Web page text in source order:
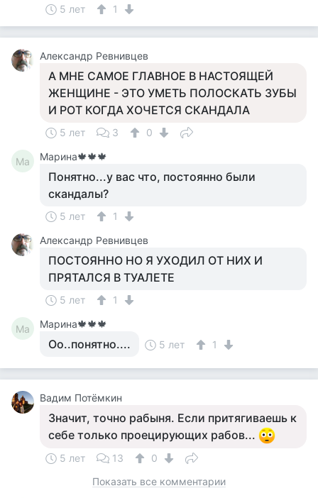
5 лет 1
Александр Ревнивцев
А МНЕ САМОЕ ГЛАВНОЕ В НАСТОЯЩЕЙ
ЖЕНЩИНЕ - ЭТО УМЕТЬ ПОЛОСКАТЬ ЗУБЫ
И РОТ КОГДА ХОЧЕТСЯ СКАНДАЛА
5 лет 3 0
Ма Марина🍁🍁🍁
Понятно...у вас что, постоянно были
скандалы?
5 лет
1
Александр Ревнивцев
ПОСТОЯННО НО Я УХОДИЛ ОТ НИХ И
ПРЯТАЛСЯ В ТУАЛЕТЕ
5 лет 1
Ма Марина🍁🍁🍁
Оо..понятно.... 5 лет 1
Вадим Потёмкин
Значит, точно рабыня. Если притягиваешь к
себе только проецирующих рабов...
5 лет 13
0
Показать все комментарии